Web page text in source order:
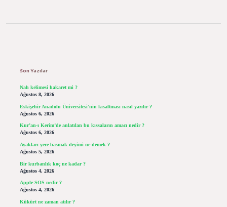
Son Yazılar
Nah kelimesi hakaret mi ?
Ağustos 8, 2026
Eskişehir Anadolu Üniversitesi’nin kısaltması nasıl yazılır ?
Ağustos 6, 2026
Kur’an-ı Kerim’de anlatılan bu kıssaların amacı nedir ?
Ağustos 6, 2026
Ayakları yere basmak deyimi ne demek ?
Ağustos 5, 2026
Bir kurbanlık koç ne kadar ?
Ağustos 4, 2026
Apple SOS nedir ?
Ağustos 4, 2026
Kükürt ne zaman atılır ?